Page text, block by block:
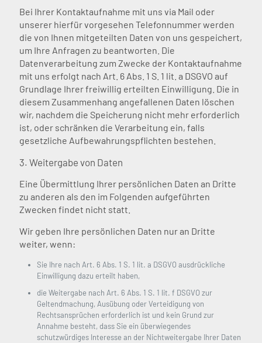
Bei Ihrer Kontaktaufnahme mit uns via Mail oder
unserer hierfür vorgesehen Telefonnummer werden
die von Ihnen mitgeteilten Daten von uns gespeichert,
um Ihre Anfragen zu beantworten. Die
Datenverarbeitung zum Zwecke der Kontaktaufnahme
mit uns erfolgt nach Art. 6 Abs. 1 S. 1 lit. a DSGVO auf
Grundlage Ihrer freiwillig erteilten Einwilligung. Die in
diesem Zusammenhang angefallenen Daten löschen
wir, nachdem die Speicherung nicht mehr erforderlich
ist, oder schränken die Verarbeitung ein, falls
gesetzliche Aufbewahrungspflichten bestehen.
3. Weitergabe von Daten
Eine Übermittlung Ihrer persönlichen Daten an Dritte
zu anderen als den im Folgenden aufgeführten
Zwecken findet nicht statt.
Wir geben Ihre persönlichen Daten nur an Dritte
weiter, wenn:
Sie Ihre nach Art. 6 Abs. 1 S. 1 lit. a DSGVO ausdrückliche
Einwilligung dazu erteilt haben,
die Weitergabe nach Art. 6 Abs. 1 S. 1 lit. f DSGVO zur
Geltendmachung, Ausübung oder Verteidigung von
Rechtsansprüchen erforderlich ist und kein Grund zur
Annahme besteht, dass Sie ein überwiegendes
schutzwürdiges Interesse an der Nichtweitergabe Ihrer Daten